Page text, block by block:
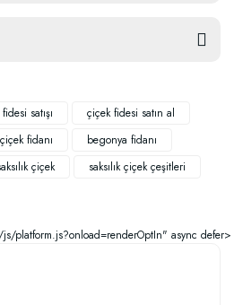
satışı
çiçek fidesi satın al
çiçek fidanı
begonya fidanı
çiçek
saksılık çiçek çeşitleri
platform.js?onload=renderOptIn" async defer>